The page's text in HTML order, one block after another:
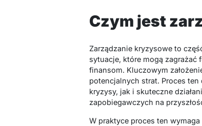
Czym jest
Zarządzanie kryzysowe to
sytuacje, które mogą
finansom. Kluczowym
potencjalnych strat. Proces
kryzysy, jak i skuteczne
zapobiegawczych na
W praktyce proces ten